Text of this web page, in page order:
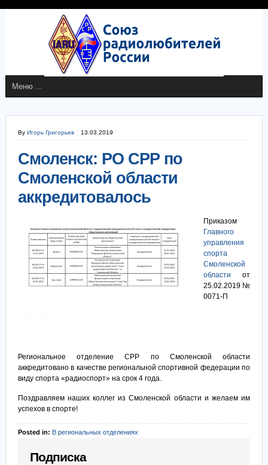
By Игорь Григорьев 13.03.2019
Смоленск: РО СРР по
Смоленской области
аккредитовалось
Приказом
Главного
управления
спорта
Смоленской
области от
25.02.2019 №
0071-П
Региональное отделение СРР по Смоленской области
аккредитовано в качестве региональной спортивной федерации по
виду спорта «радиоспорт» на срок 4 года.
Поздравляем наших коллег из Смоленской области и желаем им
успехов в спорте!
Posted in: В региональных отделениях
Подписка